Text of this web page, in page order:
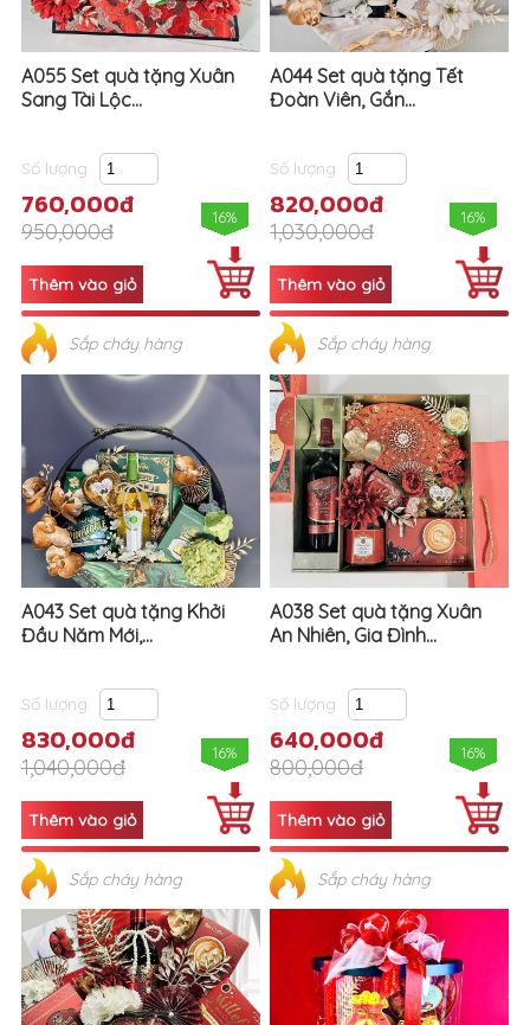
A055 Set quà tặng Xuân
Sang Tài Lộc...
Số lượng
760,000đ
950,000đ
16%
Sắp cháy hàng
A044 Set quà tặng Tết
Đoàn Viên, Gắn...
Số lượng
820,000đ
1,030,000đ
16%
Sắp cháy hàng
A043 Set quà tặng Khởi
Đầu Năm Mới,...
Số lượng
830,000đ
1,040,000đ
16%
Sắp cháy hàng
A038 Set quà tặng Xuân
An Nhiên, Gia Đình...
Số lượng
640,000đ
800,000đ
16%
Sắp cháy hàng